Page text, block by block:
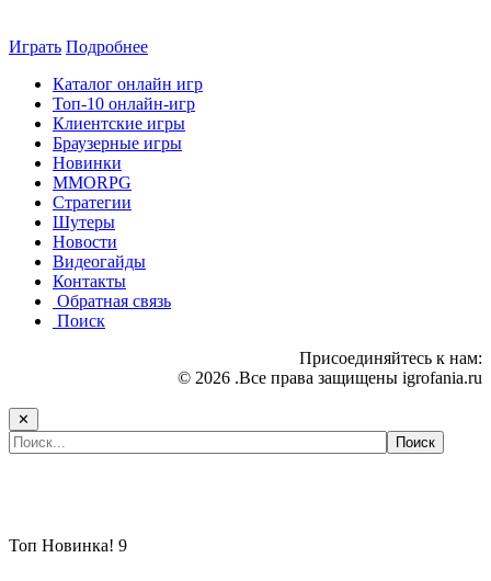
Играть Подробнее
Каталог онлайн игр
Топ-10 онлайн-игр
Клиентские игры
Браузерные игры
Новинки
MMORPG
Стратегии
Шутеры
Новости
Видеогайды
Контакты
Обратная связь
Поиск
Присоединяйтесь к нам:
© 2026 .Все права защищены igrofania.ru
✕
Топ Новинка! 9